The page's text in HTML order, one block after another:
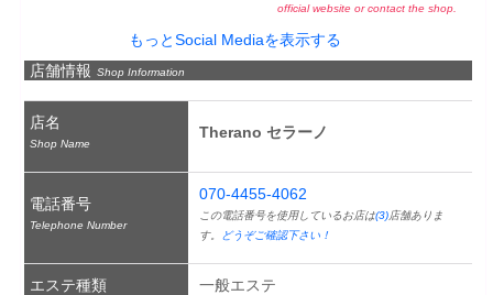
official website or contact the shop.
もっとSocial Mediaを表示する
店舗情報 Shop Information
店名
Shop Name
Therano セラーノ
電話番号
Telephone Number
070-4455-4062
この電話番号を使用しているお店は(3)店舗ありま
す。
どうぞご確認下さい！
エステ種類 一般エステ